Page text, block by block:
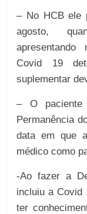
– No HCB ele
agosto,
Covid 19
suplementar
– O paciente
Permanência
data em que
médico como
-Ao fazer a
incluiu a Covid
ter